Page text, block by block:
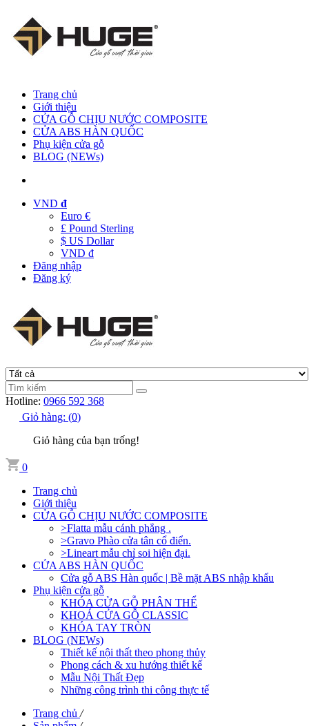
Trang chủ
Giới thiệu
CỬA GỖ CHỊU NƯỚC COMPOSITE
CỬA ABS HÀN QUỐC
Phụ kiện cửa gỗ
BLOG (NEWs)
VND đ
Euro €
£ Pound Sterling
$ US Dollar
VND đ
Đăng nhập
Đăng ký
Hotline: 0966 592 368
Giỏ hàng: (0)
Giỏ hàng của bạn trống!
0
Trang chủ
Giới thiệu
CỬA GỖ CHỊU NƯỚC COMPOSITE
>Flatta mẫu cánh phẳng .
>Gravo Phào cửa tân cổ điển.
>Lineart mẫu chỉ soi hiện đại.
CỬA ABS HÀN QUỐC
Cửa gỗ ABS Hàn quốc | Bề mặt ABS nhập khẩu
Phụ kiện cửa gỗ
KHÓA CỬA GỖ PHÂN THỂ
KHOÁ CỬA GỖ CLASSIC
KHÓA TAY TRÒN
BLOG (NEWs)
Thiết kế nội thất theo phong thủy
Phong cách & xu hướng thiết kế
Mẫu Nội Thất Đẹp
Những công trình thi công thực tế
Trang chủ /